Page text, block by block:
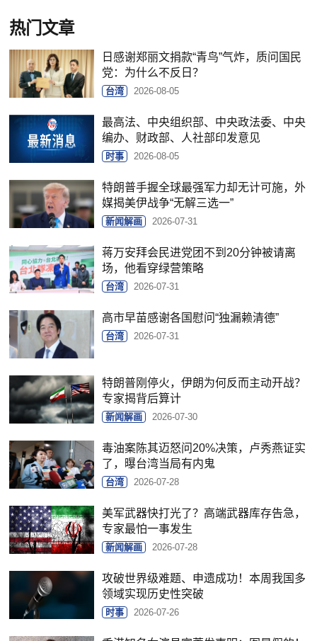
热门文章
日感谢郑丽文捐款“青鸟”气炸，质问国民
党：为什么不反日？
台湾 2026-08-05
最高法、中央组织部、中央政法委、中央
编办、财政部、人社部印发意见
时事 2026-08-05
特朗普手握全球最强军力却无计可施，外
媒揭美伊战争“无解三选一”
新闻解画 2026-07-31
蒋万安拜会民进党团不到20分钟被请离
场，他看穿绿营策略
台湾 2026-07-31
高市早苗感谢各国慰问“独漏赖清德”
台湾 2026-07-31
特朗普刚停火，伊朗为何反而主动开战？
专家揭背后算计
新闻解画 2026-07-30
毒油案陈其迈怒问20%决策，卢秀燕证实
了，曝台湾当局有内鬼
台湾 2026-07-28
美军武器快打光了？高端武器库存告急，
专家最怕一事发生
新闻解画 2026-07-28
攻破世界级难题、申遗成功！本周我国多
领域实现历史性突破
时事 2026-07-26